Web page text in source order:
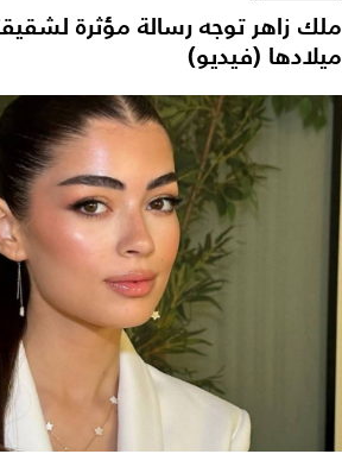
ملك زاهر توجه رسالة مؤثرة
ميلادها (فيديو)